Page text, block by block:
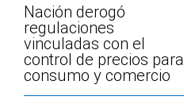
Nación derogó
regulaciones
vinculadas con el
control de precios para
consumo y comercio